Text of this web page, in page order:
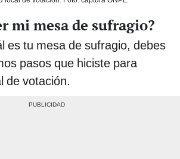
mi mesa de sufragio?
es tu mesa de sufragio, debes
pasos que hiciste para
de votación.